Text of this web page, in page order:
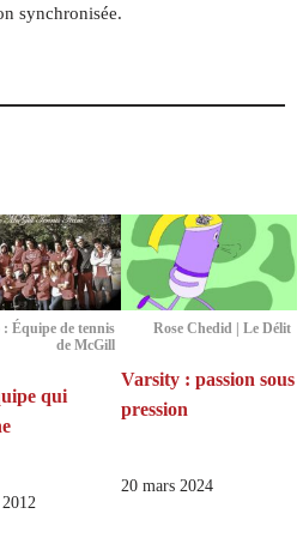
synchronisée.
: Équipe de tennis
de McGill
qui
Rose Chedid | Le Délit
Varsity : passion sous
pression
20 mars 2024